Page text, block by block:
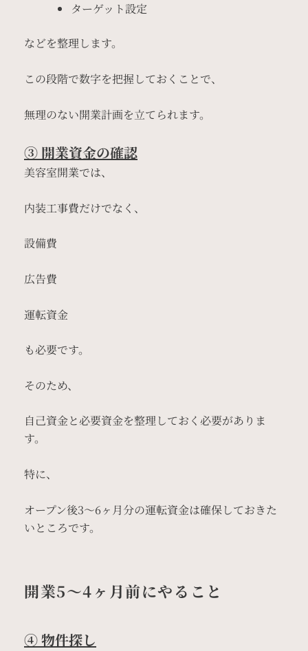
ターゲット設定
などを整理します。
この段階で数字を把握しておくことで、
無理のない開業計画を立てられます。
③ 開業資金の確認
美容室開業では、
内装工事費だけでなく、
設備費
広告費
運転資金
も必要です。
そのため、
自己資金と必要資金を整理しておく必要がありま
す。
特に、
オープン後3〜6ヶ月分の運転資金は確保しておきた
いところです。
開業5〜4ヶ月前にやること
④ 物件探し